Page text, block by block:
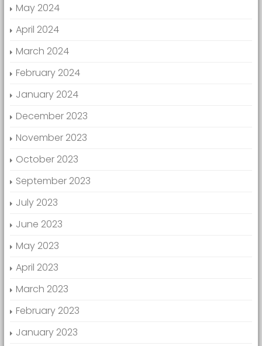
May 2024
April 2024
March 2024
February 2024
January 2024
December 2023
November 2023
October 2023
September 2023
July 2023
June 2023
May 2023
April 2023
March 2023
February 2023
January 2023